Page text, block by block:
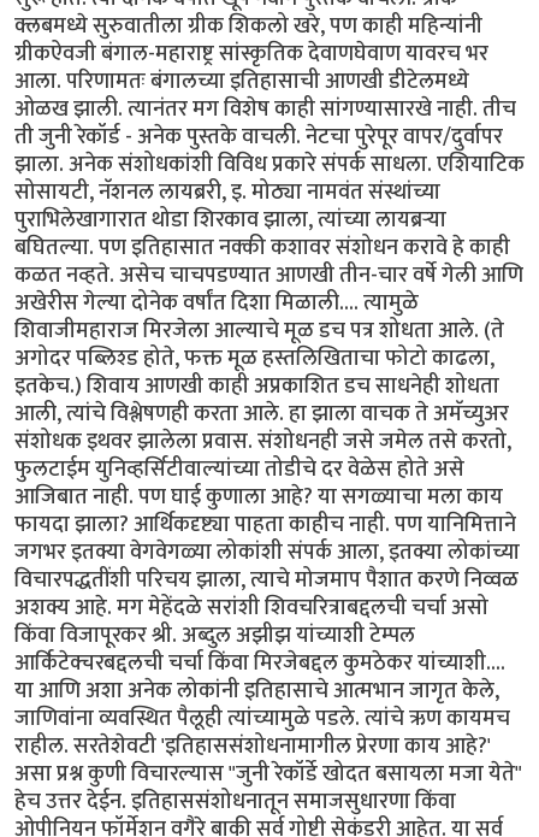
क्लबमध्ये सुरुवातीला ग्रीक शिकलो खरे, पण काही महिन्यांनी
ग्रीकऐवजी बंगाल-महाराष्ट्र सांस्कृतिक देवाणघेवाण यावरच भर
आला. परिणामतः बंगालच्या इतिहासाची आणखी डीटेलमध्ये
ओळख झाली. त्यानंतर मग विशेष काही सांगण्यासारखे नाही. तीच
ती जुनी रेकॉर्ड - अनेक पुस्तके वाचली. नेटचा पुरेपूर वापर/दुर्वापर
झाला. अनेक संशोधकांशी विविध प्रकारे संपर्क साधला. एशियाटिक
सोसायटी, नॅशनल लायब्ररी, इ. मोठ्या नामवंत संस्थांच्या
पुराभिलेखागारात थोडा शिरकाव झाला, त्यांच्या लायब्रर्‍या
बघितल्या. पण इतिहासात नक्की कशावर संशोधन करावे हे काही
कळत नव्हते. असेच चाचपडण्यात आणखी तीन-चार वर्षे गेली आणि
अखेरीस गेल्या दोनेक वर्षांत दिशा मिळाली.... त्यामुळे
शिवाजीमहाराज मिरजेला आल्याचे मूळ डच पत्र शोधता आले. (ते
अगोदर पब्लिश्ड होते, फक्त मूळ हस्तलिखिताचा फोटो काढला,
इतकेच.) शिवाय आणखी काही अप्रकाशित डच साधनेही शोधता
आली, त्यांचे विश्लेषणही करता आले. हा झाला वाचक ते अमॅच्युअर
संशोधक इथवर झालेला प्रवास. संशोधनही जसे जमेल तसे करतो,
फुलटाईम युनिव्हर्सिटीवाल्यांच्या तोडीचे दर वेळेस होते असे
आजिबात नाही. पण घाई कुणाला आहे? या सगळ्याचा मला काय
फायदा झाला? आर्थिकदृष्ट्या पाहता काहीच नाही. पण यानिमित्ताने
जगभर इतक्या वेगवेगळ्या लोकांशी संपर्क आला, इतक्या लोकांच्या
विचारपद्धतींशी परिचय झाला, त्याचे मोजमाप पैशात करणे निव्वळ
अशक्य आहे. मग मेहेंदळे सरांशी शिवचरित्राबद्दलची चर्चा असो
किंवा विजापूरकर श्री. अब्दुल अझीझ यांच्याशी टेम्पल
आर्किटेक्चरबद्दलची चर्चा किंवा मिरजेबद्दल कुमठेकर यांच्याशी....
या आणि अशा अनेक लोकांनी इतिहासाचे आत्मभान जागृत केले,
जाणिवांना व्यवस्थित पैलूही त्यांच्यामुळे पडले. त्यांचे ऋण कायमच
राहील. सरतेशेवटी 'इतिहाससंशोधनामागील प्रेरणा काय आहे?'
असा प्रश्न कुणी विचारल्यास "जुनी रेकॉर्डे खोदत बसायला मजा येते"
हेच उत्तर देईन. इतिहाससंशोधनातून समाजसुधारणा किंवा
ओपीनियन फॉर्मेशन वगैरे बाकी सर्व गोष्टी सेकंडरी आहेत. या सर्व